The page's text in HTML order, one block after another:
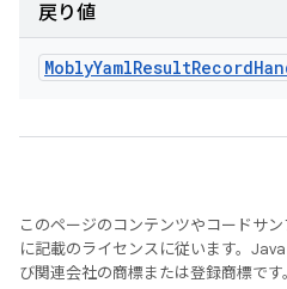
戻り値
MoblyYamlResultRecord
このページのコンテンツやコードサン
に記載のライセンスに従います。
び関連会社の商標または登録商標です。